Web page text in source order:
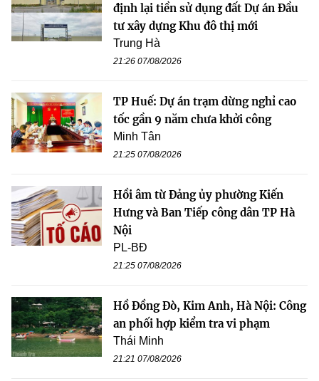
định lại tiền sử dụng đất Dự án Đầu
tư xây dựng Khu đô thị mới
Trung Hà
21:26 07/08/2026
TP Huế: Dự án trạm dừng nghỉ cao
tốc gần 9 năm chưa khởi công
Minh Tân
21:25 07/08/2026
Hồi âm từ Đảng ủy phường Kiến
Hưng và Ban Tiếp công dân TP Hà
Nội
PL-BĐ
21:25 07/08/2026
Hồ Đồng Đò, Kim Anh, Hà Nội: Công
an phối hợp kiểm tra vi phạm
Thái Minh
21:21 07/08/2026